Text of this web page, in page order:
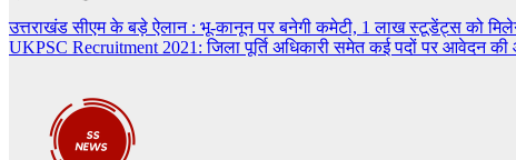
Post
navigation
उत्तराखंड सीएम के बड़े ऐलान : भू-कानून पर बनेगी कमेटी, 1 लाख स्टूडेंट्स को
UKPSC Recruitment 2021: जिला पूर्ति अधिकारी समेत कई पदों पर आवेदन